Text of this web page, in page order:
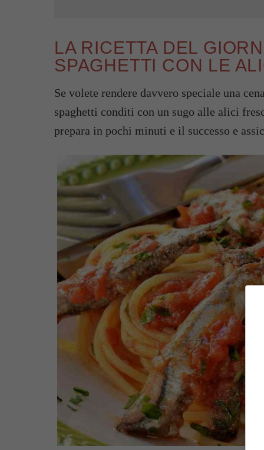
LA RICETTA DEL
SPAGHETTI CON LE
Se volete rendere davvero speciale una
spaghetti conditi con un sugo alle alici
prepara in pochi minuti e il successo e